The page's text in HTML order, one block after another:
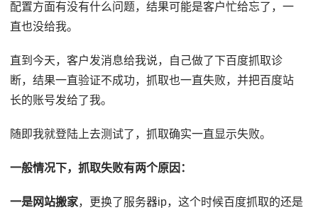
配置方面有没有什么问题，结果可能是客户忙给忘了，一
直也没给我。
直到今天，客户发消息给我说，自己做了下百度抓取诊
断，结果一直验证不成功，抓取也一直失败，并把百度站
长的账号发给了我。
随即我就登陆上去测试了，抓取确实一直显示失败。
一般情况下，抓取失败有两个原因：
一是网站搬家，更换了服务器ip，这个时候百度抓取的还是